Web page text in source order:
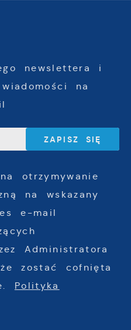
newslettera i
na
otrzymywanie
na wskazany
e-mail
Administratora
zostać cofnięta
Polityka